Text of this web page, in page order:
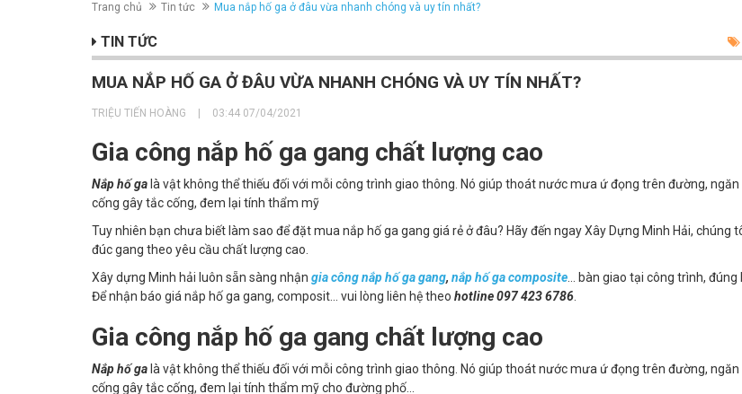
Trang chủ Tin tức Mua nắp hố ga ở đâu vừa nhanh chóng và uy tín nhất?
TIN TỨC
MUA NẮP HỐ GA Ở ĐÂU VỪA NHANH CHÓNG VÀ UY TÍN NHẤT?
TRIỆU TIẾN HOÀNG 03:44 07/04/2021
Gia công nắp hố ga gang chất lượng cao
Nắp hố ga là vật không thể thiếu đối với mỗi công trình giao thông. Nó giúp thoát nước mưa ứ đọng trên đường,
cống gây tắc cống, đem lại tính thẩm mỹ
Tuy nhiên bạn chưa biết làm sao để đặt mua nắp hố ga gang giá rẻ ở đâu? Hãy đến ngay Xây Dựng Minh Hải, chúng
đúc gang theo yêu cầu chất lượng cao.
Xây dựng Minh hải luôn sẵn sàng nhận gia công nắp hố ga gang, nắp hố ga composite ... bàn giao tại công trình,
Để nhận báo giá nắp hố ga gang, composit... vui lòng liên hệ theo hotline 097 423 6786
Gia công nắp hố ga gang chất lượng cao
Nắp hố ga là vật không thể thiếu đối với mỗi công trình giao thông. Nó giúp thoát nước mưa ứ đọng trên đường,
cống gây tắc cống, đem lại tính thẩm mỹ cho đường phố...